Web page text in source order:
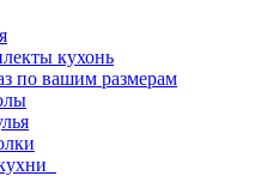
кухонь
по вашим размерам